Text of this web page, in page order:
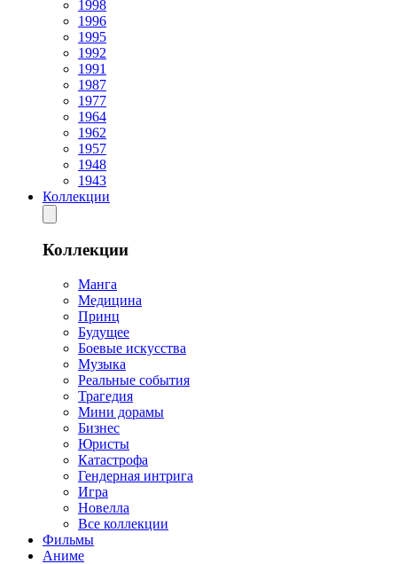
1998
1996
1995
1992
1991
1987
1977
1964
1962
1957
1948
1943
Коллекции
Коллекции
Манга
Медицина
Принц
Будущее
Боевые искусства
Музыка
Реальные события
Трагедия
Мини дорамы
Бизнес
Юристы
Катастрофа
Гендерная интрига
Игра
Новелла
Все коллекции
Фильмы
Аниме